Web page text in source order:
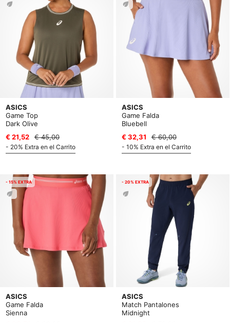
ASICS
Game Top
Dark Olive
€ 21,52
€ 45,00
- 20% Extra en el Carrito
ASICS
Game Falda
Bluebell
€ 32,31
€ 60,00
- 10% Extra en el Carrito
- 15% EXTRA
ASICS
Game Falda
Sienna
- 20% EXTRA
ASICS
Match Pantalones
Midnight